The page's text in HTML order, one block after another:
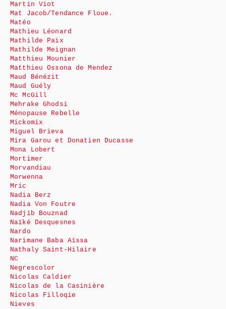
Martin Viot
Mat Jacob/Tendance Floue.
Matéo
Mathieu Léonard
Mathilde Paix
Mathilde Meignan
Matthieu Mounier
Matthieu Ossona de Mendez
Maud Bénézit
Maud Guély
Mc McGill
Mehrake Ghodsi
Ménopause Rebelle
Mickomix
Miguel Brieva
Mira Garou et Donatien Ducasse
Mona Lobert
Mortimer
Morvandiau
Morwenna
Mric
Nadia Berz
Nadia Von Foutre
Nadjib Bouznad
Naïké Desquesnes
Nardo
Narimane Baba Aïssa
Nathaly Saint-Hilaire
NC
Negrescolor
Nicolas Caldier
Nicolas de la Casinière
Nicolas Filloqie
Nieves